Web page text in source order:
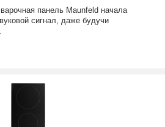
панель Maunfeld начала
сигнал, даже будучи